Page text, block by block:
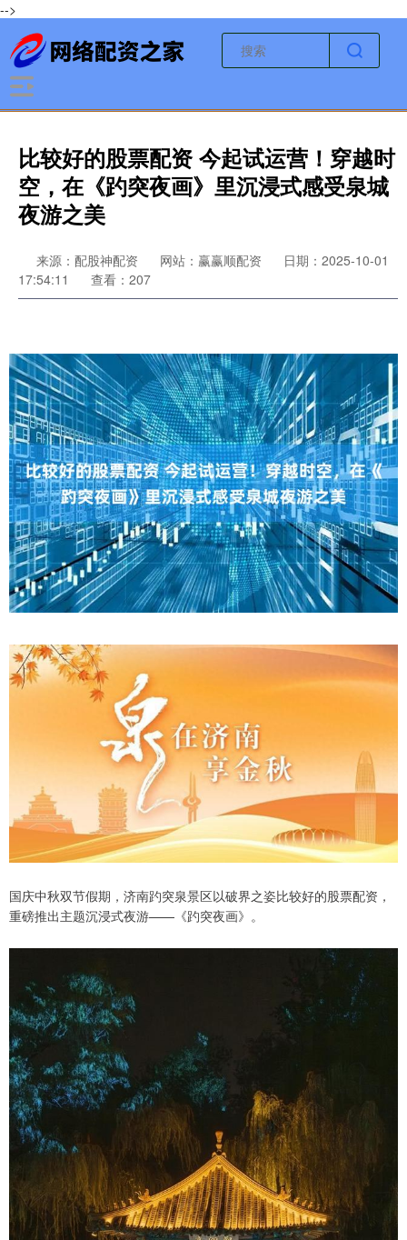
-->
比较好的股票配资 今起试运营！穿越时
空，在《趵突夜画》里沉浸式感受泉城
夜游之美
来源：配股神配资 网站：赢赢顺配资
日期：2025-10-01
17:54:11
查看：207
国庆中秋双节假期，济南趵突泉景区以破界之姿比较好的股票配资，
重磅推出主题沉浸式夜游——《趵突夜画》。